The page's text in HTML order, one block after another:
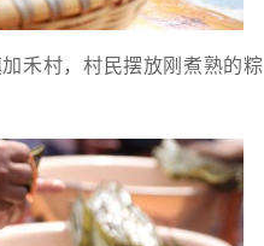
禾村，村民摆放刚煮熟的粽